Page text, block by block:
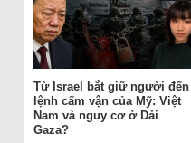
Từ Israel bắt giữ người đến
lệnh cấm vận của Mỹ: Việt
Nam và nguy cơ ở Dải
Gaza?